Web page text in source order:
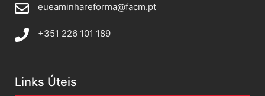
eueaminhareforma@facm.pt
+351 226 101 189
Links Úteis